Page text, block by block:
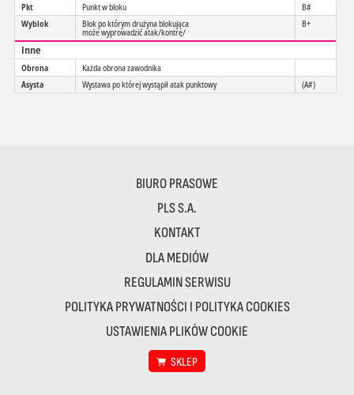
Pkt Punkt w bloku
B#
Wyblok
Blok po którym drużyna blokująca
może wyprowadzić atak/kontrę/
B+
Inne
Obrona
Każda obrona zawodnika
Asysta
Wystawa po której wystąpił atak punktowy (A#)
BIURO PRASOWE
PLS S.A.
KONTAKT
DLA MEDIÓW
REGULAMIN SERWISU
POLITYKA PRYWATNOŚCI I POLITYKA COOKIES
USTAWIENIA PLIKÓW COOKIE
SKLEP